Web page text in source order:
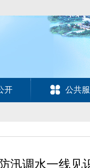
开 公共
汛调水一线见